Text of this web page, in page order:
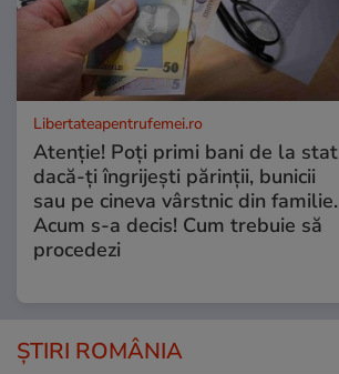
Libertateapentrufemei.ro
Atenție! Poți primi bani de la stat
dacă-ți îngrijești părinții, bunicii
sau pe cineva vârstnic din familie.
Acum s-a decis! Cum trebuie să
procedezi
ȘTIRI ROMÂNIA